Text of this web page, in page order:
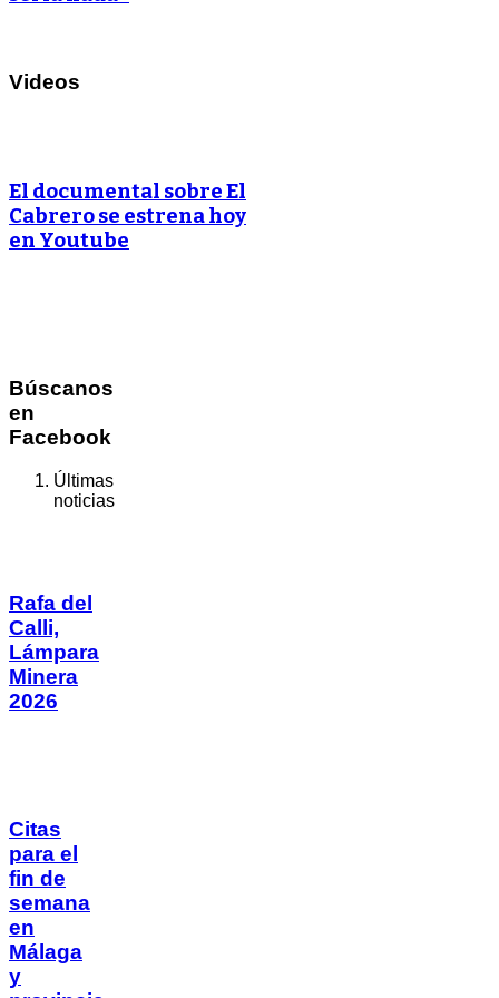
Videos
El documental sobre El
Cabrero se estrena hoy
en Youtube
Búscanos
en
Facebook
Últimas
noticias
Rafa del
Calli,
Lámpara
Minera
2026
Citas
para el
fin de
semana
en
Málaga
y